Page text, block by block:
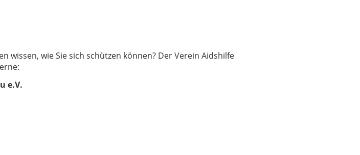
wissen, wie Sie sich schützen können? Der Verein Aidshilfe
e.V.